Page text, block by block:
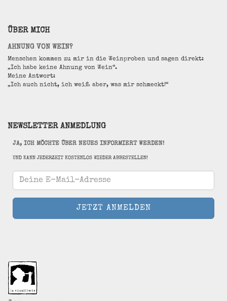
ÜBER MICH
AHNUNG VON WEIN?
Menschen kommen zu mir in die Weinproben und sagen direkt:
„Ich habe keine Ahnung von Wein“.
Meine Antwort:
„Ich auch nicht, ich weiß aber, was mir schmeckt!“
NEWSLETTER ANMEDLUNG
JA, ICH MÖCHTE ÜBER NEUES INFORMIERT WERDEN!
UND KANN JEDERZEIT KOSTENLOS WIEDER ABBESTELLEN!